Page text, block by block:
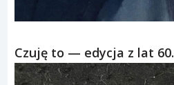
Czuję to — edycja z lat 60.